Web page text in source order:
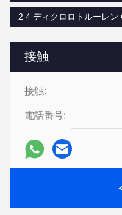
接触
接触:
電話番号:
2 4 ディクロロトルーレン